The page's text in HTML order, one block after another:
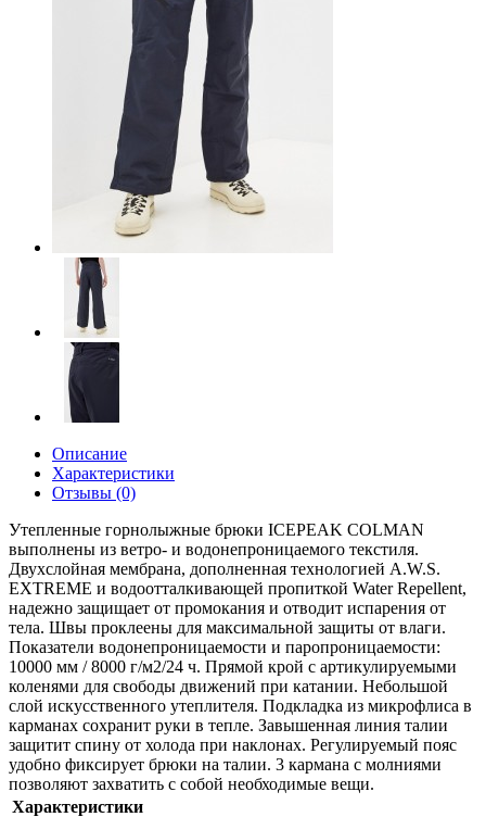
Описание
Характеристики
Отзывы (0)
Утепленные горнолыжные брюки ICEPEAK COLMAN
выполнены из ветро- и водонепроницаемого текстиля.
Двухслойная мембрана, дополненная технологией A.W.S.
EXTREME и водоотталкивающей пропиткой Water Repellent,
надежно защищает от промокания и отводит испарения от
тела. Швы проклеены для максимальной защиты от влаги.
Показатели водонепроницаемости и паропроницаемости:
10000 мм / 8000 г/м2/24 ч. Прямой крой с артикулируемыми
коленями для свободы движений при катании. Небольшой
слой искусственного утеплителя. Подкладка из микрофлиса в
карманах сохранит руки в тепле. Завышенная линия талии
защитит спину от холода при наклонах. Регулируемый пояс
удобно фиксирует брюки на талии. 3 кармана с молниями
позволяют захватить с собой необходимые вещи.
Характеристики